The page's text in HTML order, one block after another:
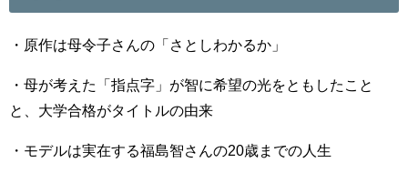
・原作は母令子さんの「さとしわかるか」
・母が考えた「指点字」が智に希望の光をともしたこと
と、大学合格がタイトルの由来
・モデルは実在する福島智さんの20歳までの人生